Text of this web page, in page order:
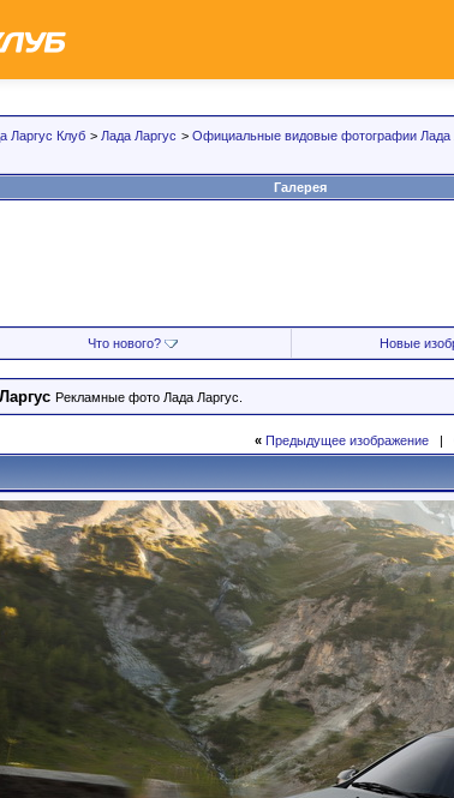
Ларгус Клуб > Лада Ларгус > Официальные видовые фотографии Лада
Галерея
Что нового? Новые
Рекламные фото Лада Ларгус.
« Предыдущее изображение|